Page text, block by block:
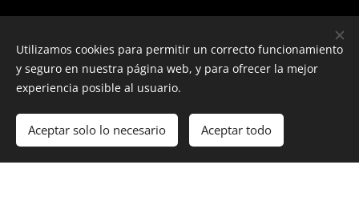
Cookies
Utilizamos cookies para permitir un correcto funcionamiento
y seguro en nuestra página web, y para ofrecer la mejor
experiencia posible al usuario.
Aceptar solo lo necesario Aceptar todo